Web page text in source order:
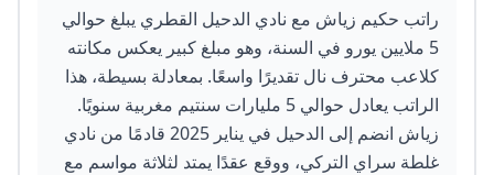
راتب حكيم زياش مع نادي الدحيل القطري يبلغ حوالي
5 ملايين يورو في السنة، وهو مبلغ كبير يعكس مكانته
كلاعب محترف نال تقديرًا واسعًا. بمعادلة بسيطة، هذا
الراتب يعادل حوالي 5 مليارات سنتيم مغربية سنويًا.
زياش انضم إلى الدحيل في يناير 2025 قادمًا من نادي
غلطة سراي التركي، ووقع عقدًا يمتد لثلاثة مواسم مع